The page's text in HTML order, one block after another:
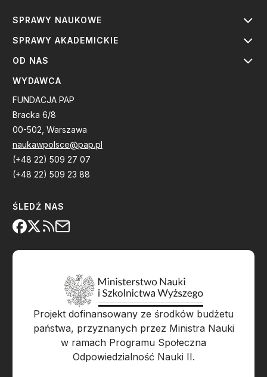
SPRAWY NAUKOWE
SPRAWY AKADEMICKIE
OD NAS
WYDAWCA
FUNDACJA PAP
Bracka 6/8
00-502, Warszawa
naukawpolsce@pap.pl
(+48 22) 509 27 07
(+48 22) 509 23 88
ŚLEDŹ NAS
Projekt dofinansowany ze środków budżetu
państwa, przyznanych przez Ministra Nauki
w ramach Programu Społeczna
Odpowiedzialność Nauki II.